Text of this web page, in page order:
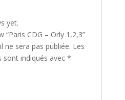
yet.
CDG – Orly 1,2,3”
ne sera pas publiée. Les
sont indiqués avec *